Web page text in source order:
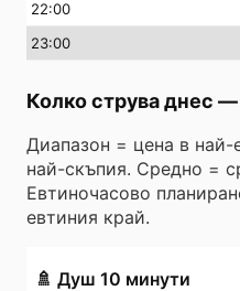
22:00
23:00
Колко струва днес —
Диапазон = цена в най-
най-скъпия. Средно =
Евтиночасово
евтиния край.
🚿 Душ 10 минути